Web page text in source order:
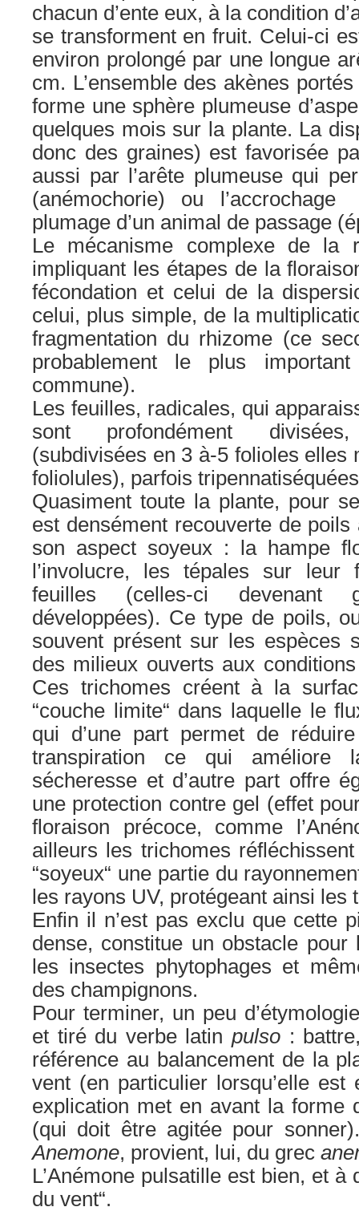
chacun d’ente eux, à la condition
se transforment en fruit. Celui-ci
environ prolongé par une longue
cm. L’ensemble des akènes
forme une sphère plumeuse
quelques mois sur la plante. La
donc des graines) est favorisée
aussi par l’arête plumeuse qui
(anémochorie) ou
plumage d’un animal de passage
Le mécanisme complexe de la
impliquant les étapes de la
fécondation et celui de la
celui, plus simple, de la
fragmentation du rhizome (ce
probablement le plus
commune).
Les feuilles, radicales, qui
sont profondément divisées,
(subdivisées en 3 à-5 folioles elles
foliolules), parfois
Quasiment toute la plante, pour
est densément recouverte de
son aspect soyeux : la hampe
l’involucre, les tépales sur
feuilles (celles-ci devenant
développées). Ce type de poils,
souvent présent sur les espèces
des milieux ouverts aux
Ces trichomes créent à la
“couche limite“ dans laquelle le
qui d’une part permet de
transpiration ce qui améliore
sécheresse et d’autre part offre
une protection contre gel (effet
floraison précoce, comme
ailleurs les trichomes
“soyeux“ une partie du
les rayons UV, protégeant ainsi les
Enfin il n’est pas exclu que cette
dense, constitue un obstacle pour
les insectes phytophages et
des champignons.
Pour terminer, un peu
et tiré du verbe latin pulso :
référence au balancement de la
vent (en particulier lorsqu’elle
explication met en avant la forme
(qui doit être agitée pour
Anemone, provient, lui, du grec
L’Anémone pulsatille est bien, et à
du vent“.